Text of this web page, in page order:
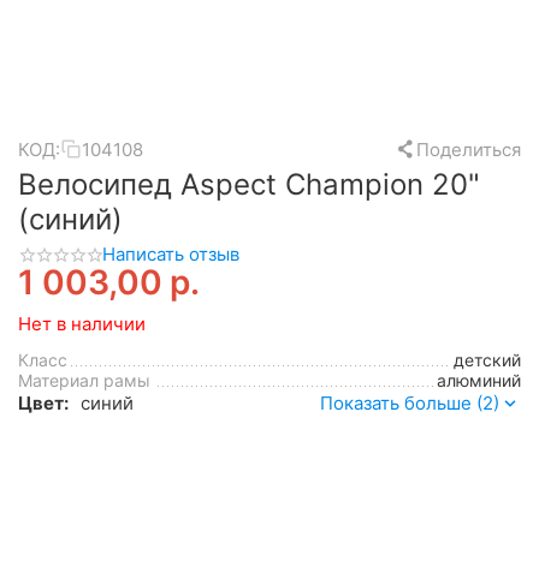
КОД: 104108 Поделиться
Велосипед Aspect Champion 20"
(синий)
Написать отзыв
1 003,00 р.
Нет в наличии
Класс
детский
Материал рамы
алюминий
Цвет: синий Показать больше (2)